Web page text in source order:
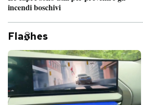
incendi boschivi
Fla hes